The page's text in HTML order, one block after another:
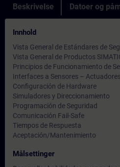
Beskrivelse Datoer og
Innhold
Vista General de Estándares de
Vista General de Productos
Principios de Funcionamiento de
Interfaces a Sensores – Actuadores
Configuración de Hardware
Simuladores y Direccionamiento
Programación de Seguridad
Comunicación Fail-Safe
Tiempos de Respuesta
Aceptación/Mantenimiento
Målsettinger